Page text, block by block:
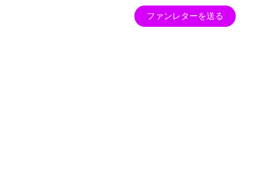
ファンレターを送る